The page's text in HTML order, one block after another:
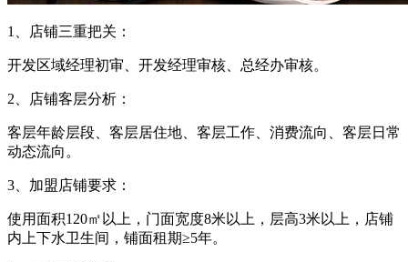
1、店铺三重把关：
开发区域经理初审、开发经理审核、总经办审核。
2、店铺客层分析：
客层年龄层段、客层居住地、客层工作、消费流向、客层日常
动态流向。
3、加盟店铺要求：
使用面积120㎡以上，门面宽度8米以上，层高3米以上，店铺
内上下水卫生间，铺面租期≥5年。